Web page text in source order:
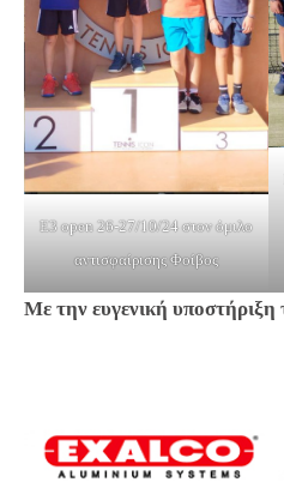
Ε3 open 26-27/10/24 στον όμιλο
αντισφαίρισης Φοίβος
Με την ευγενική υποστήριξη